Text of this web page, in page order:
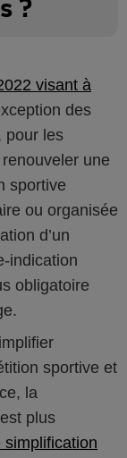
?
visant à
des
pour les
une
sportive
ou organisée
d’un
indication
obligatoire
sportive et
la
plus
simplification